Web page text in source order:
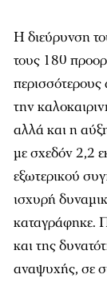
Η διεύρυνση
τους 180
την
αλλά και η
με σχεδόν 2,2
εξωτερικού
ισχυρή
καταγράφηκε.
και της
αναψυχής, σε